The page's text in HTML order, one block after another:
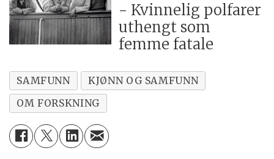
- Kvinnelig polfarer
uthengt som
femme fatale
SAMFUNN
KJØNN OG SAMFUNN
OM FORSKNING